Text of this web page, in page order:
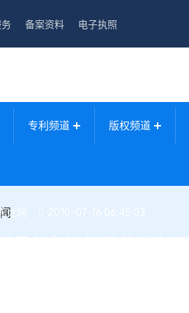
备案资料 电子执照
专利频道 版权频道
北网 2010-07-16 06:45:03